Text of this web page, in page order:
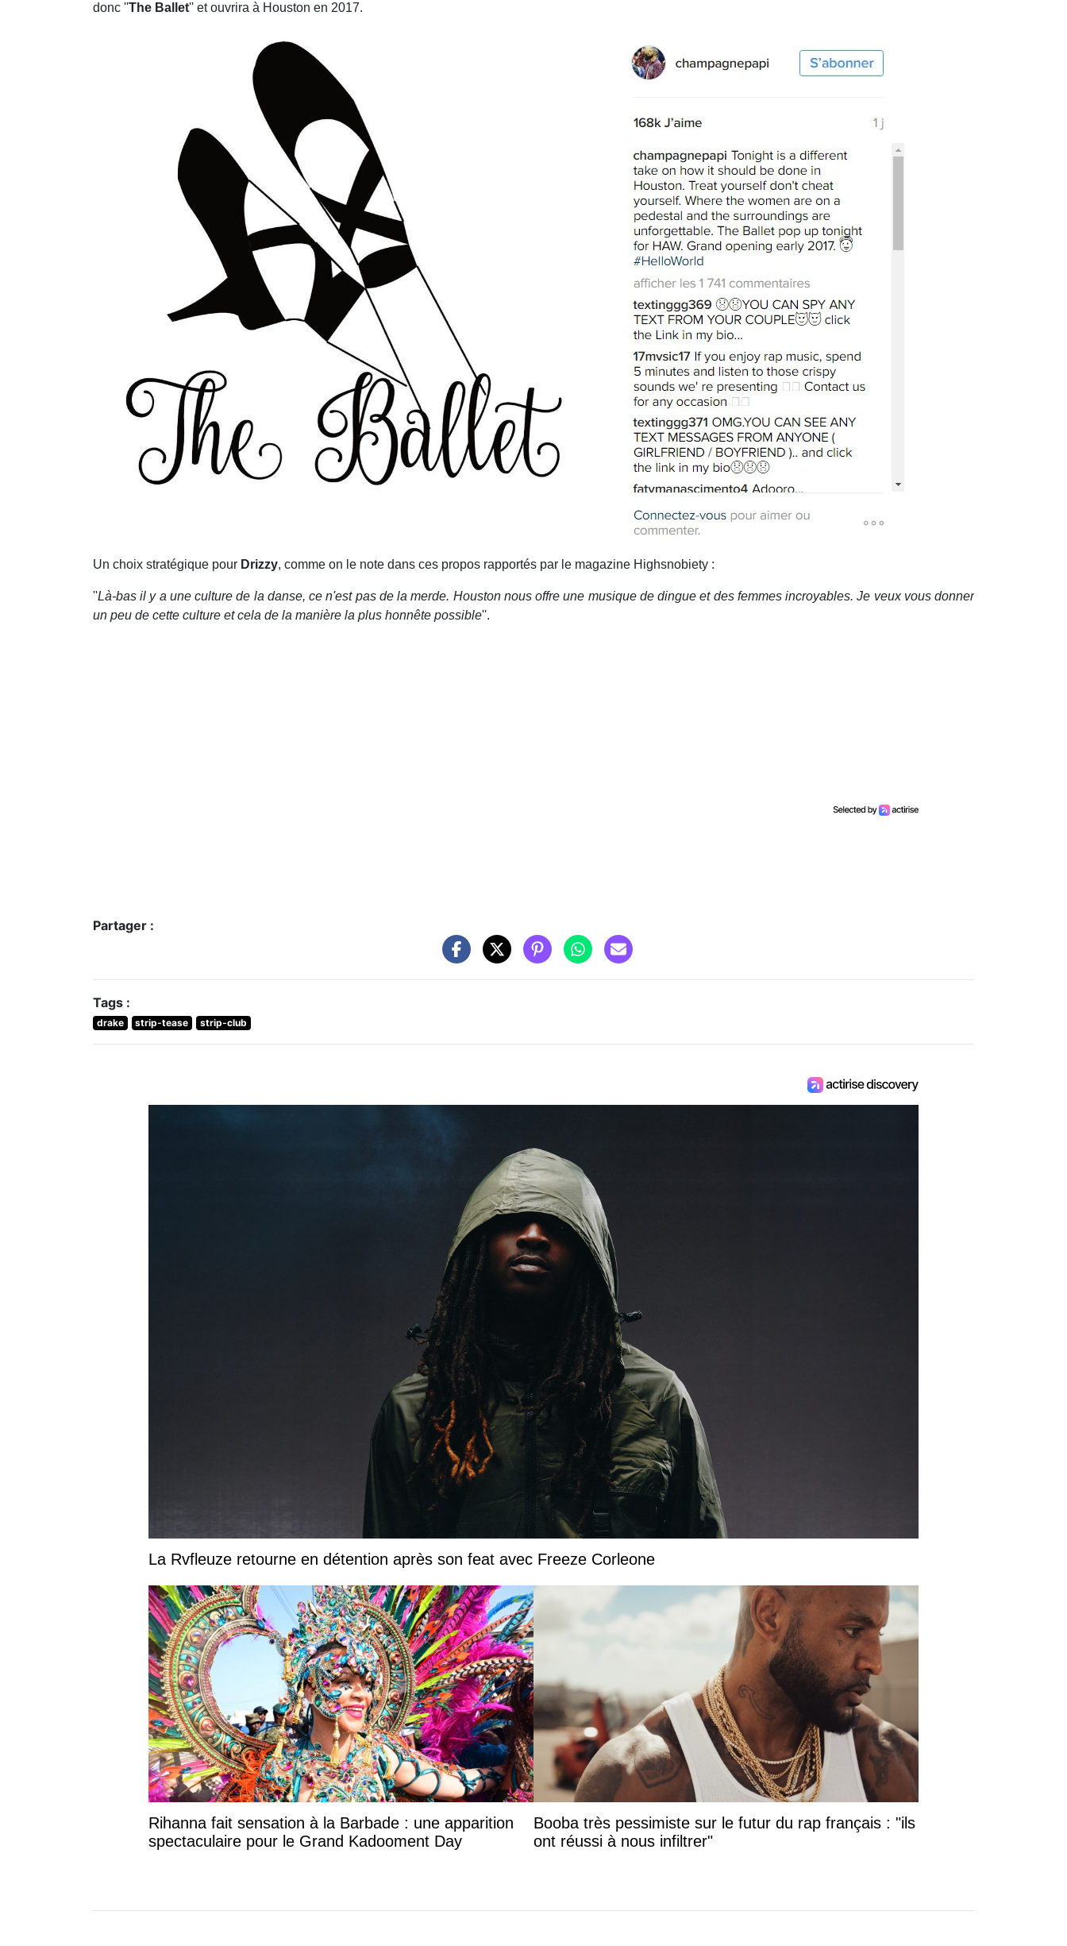
donc ''The Ballet'' et ouvrira à Houston en 2017.
Un choix stratégique pour Drizzy, comme on le note dans ces propos rapportés par le magazine Highsnobiety :
''Là-bas il y a une culture de la danse, ce n'est pas de la merde. Houston nous offre une musique de dingue et des femmes incroyables. Je veux vous donner
un peu de cette culture et cela de la manière la plus honnête possible''.
Partager :
Tags :
drake strip-tease strip-club
La Rvfleuze retourne en détention après son feat avec Freeze Corleone
Rihanna fait sensation à la Barbade : une apparition
spectaculaire pour le Grand Kadooment Day
Booba très pessimiste sur le futur du rap français : "ils
ont réussi à nous infiltrer"